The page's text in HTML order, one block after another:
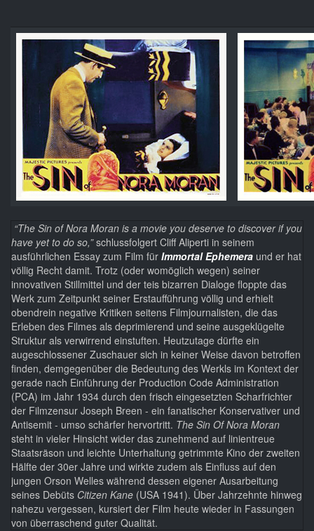
“The Sin of Nora Moran is a movie you deserve to discover if you
have yet to do so,”schlussfolgert Cliff Aliperti in seinem
ausführlichen Essay zum Film für Immortal Ephemera und er hat
völlig Recht damit. Trotz (oder womöglich wegen) seiner
innovativen Stillmittel und der teis bizarren Dialoge floppte das
Werk zum Zeitpunkt seiner Erstaufführung völlig und erhielt
obendrein negative Kritiken seitens Filmjournalisten, die das
Erleben des Filmes als deprimierend und seine ausgeklügelte
Struktur als verwirrend einstuften. Heutzutage dürfte ein
augeschlossener Zuschauer sich in keiner Weise davon betroffen
finden, demgegenüber die Bedeutung des Werkls im Kontext der
gerade nach Einführung der Production Code Administration
(PCA) im Jahr 1934 durch den frisch eingesetzten Scharfrichter
der Filmzensur Joseph Breen - ein fanatischer Konservativer und
Antisemit - umso schärfer hervortritt. The Sin Of Nora Moran
steht in vieler Hinsicht wider das zunehmend auf linientreue
Staatsräson und leichte Unterhaltung getrimmte Kino der zweiten
Hälfte der 30er Jahre und wirkte zudem als Einfluss auf den
jungen Orson Welles während dessen eigener Ausarbeitung
seines Debüts Citizen Kane (USA 1941). Über Jahrzehnte hinweg
nahezu vergessen, kursiert der Film heute wieder in Fassungen
von überraschend guter Qualität.